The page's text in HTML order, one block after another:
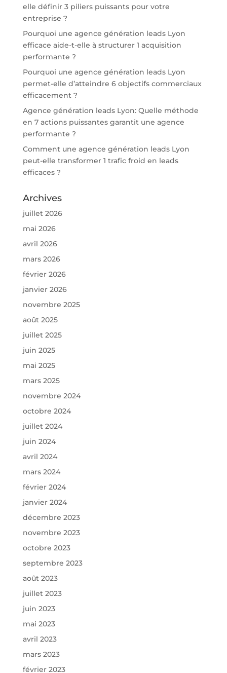
elle définir 3 piliers puissants pour votre
entreprise ?
Pourquoi une agence génération leads Lyon
efficace aide-t-elle à structurer 1 acquisition
performante ?
Pourquoi une agence génération leads Lyon
permet-elle d’atteindre 6 objectifs commerciaux
efficacement ?
Agence génération leads Lyon: Quelle méthode
en 7 actions puissantes garantit une agence
performante ?
Comment une agence génération leads Lyon
peut-elle transformer 1 trafic froid en leads
efficaces ?
Archives
juillet 2026
mai 2026
avril 2026
mars 2026
février 2026
janvier 2026
novembre 2025
août 2025
juillet 2025
juin 2025
mai 2025
mars 2025
novembre 2024
octobre 2024
juillet 2024
juin 2024
avril 2024
mars 2024
février 2024
janvier 2024
décembre 2023
novembre 2023
octobre 2023
septembre 2023
août 2023
juillet 2023
juin 2023
mai 2023
avril 2023
mars 2023
février 2023